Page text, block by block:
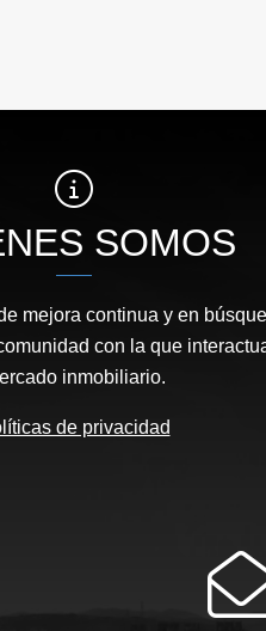
SOMOS
mejora continua y en
con la que
inmobiliario.
de privacidad